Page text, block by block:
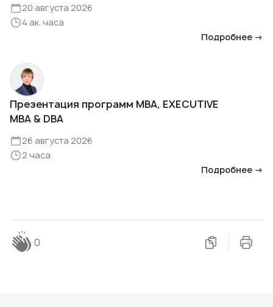
20 августа 2026
4 ак. часа
Подробнее →
Презентация программ MBA, EXECUTIVE
MBA & DBA
26 августа 2026
2 часа
Подробнее →
0